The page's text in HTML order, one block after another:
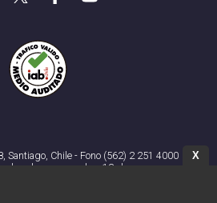
Santiago, Chile - Fono (562) 2 251 4000
derechos reservados. 13.cl
X